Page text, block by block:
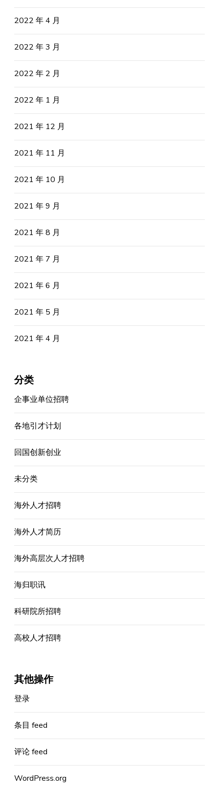
2022 年 4 月
2022 年 3 月
2022 年 2 月
2022 年 1 月
2021 年 12 月
2021 年 11 月
2021 年 10 月
2021 年 9 月
2021 年 8 月
2021 年 7 月
2021 年 6 月
2021 年 5 月
2021 年 4 月
分类
企事业单位招聘
各地引才计划
回国创新创业
未分类
海外人才招聘
海外人才简历
海外高层次人才招聘
海归职讯
科研院所招聘
高校人才招聘
其他操作
登录
条目 feed
评论 feed
WordPress.org